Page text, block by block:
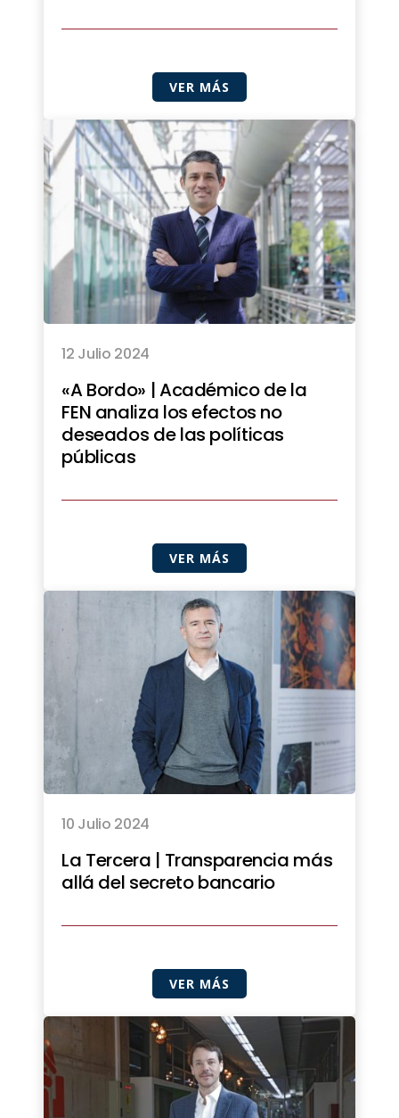
VER MÁS
12 Julio 2024
«A Bordo» | Académico de la
FEN analiza los efectos no
deseados de las políticas
públicas
VER MÁS
10 Julio 2024
La Tercera | Transparencia más
allá del secreto bancario
VER MÁS